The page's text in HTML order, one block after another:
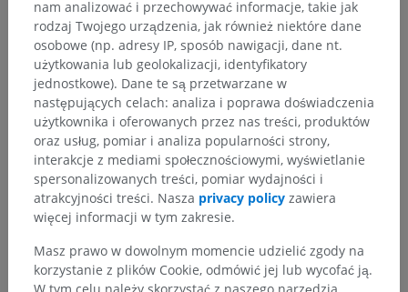
nam analizować i przechowywać informacje, takie jak
rodzaj Twojego urządzenia, jak również niektóre dane
osobowe (np. adresy IP, sposób nawigacji, dane nt.
użytkowania lub geolokalizacji, identyfikatory
jednostkowe). Dane te są przetwarzane w
następujących celach: analiza i poprawa doświadczenia
użytkownika i oferowanych przez nas treści, produktów
oraz usług, pomiar i analiza popularności strony,
interakcje z mediami społecznościowymi, wyświetlanie
spersonalizowanych treści, pomiar wydajności i
atrakcyjności treści. Nasza privacy policy zawiera
więcej informacji w tym zakresie.
Masz prawo w dowolnym momencie udzielić zgody na
korzystanie z plików Cookie, odmówić jej lub wycofać ją.